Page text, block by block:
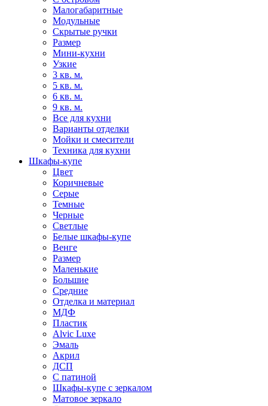
Малогабаритные
Модульные
Скрытые ручки
Размер
Мини-кухни
Узкие
3 кв. м.
5 кв. м.
6 кв. м.
9 кв. м.
Все для кухни
Варианты отделки
Мойки и смесители
Техника для кухни
Шкафы-купе
Цвет
Коричневые
Серые
Темные
Черные
Светлые
Белые шкафы-купе
Венге
Размер
Маленькие
Большие
Средние
Отделка и материал
МДФ
Пластик
Alvic Luxe
Эмаль
Акрил
ДСП
С патиной
Шкафы-купе с зеркалом
Матовое зеркало